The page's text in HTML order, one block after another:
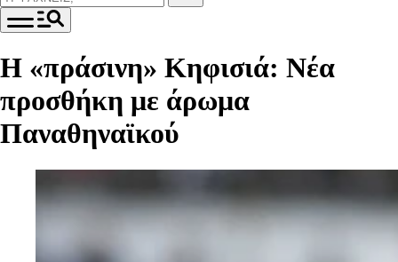
Η «πράσινη» Κηφισιά: Νέα
προσθήκη με άρωμα
Παναθηναϊκού